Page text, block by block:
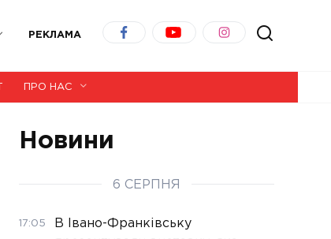
РЕКЛАМА
ПРО НАС
Новини
6 СЕРПНЯ
17:05
В Івано-Франківську